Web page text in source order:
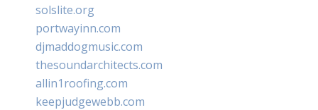
solslite.org
portwayinn.com
djmaddogmusic.com
thesoundarchitects.com
allin1roofing.com
keepjudgewebb.com